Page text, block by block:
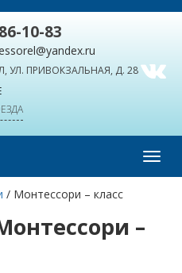
10-83
УЛ. ПРИВОКЗАЛЬНАЯ, Д. 28
/ Монтессори – класс
–